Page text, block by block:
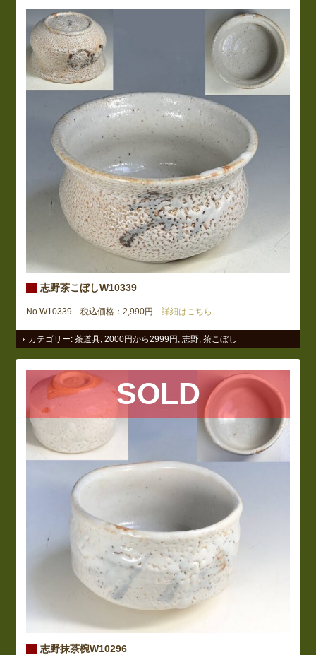
志野茶こぼしW10339
No.W10339 税込価格：2,990円 詳細はこちら
カテゴリー:茶道具 ,2000円から2999円 ,志野 ,茶こぼし
SOLD
志野抹茶椀W10296